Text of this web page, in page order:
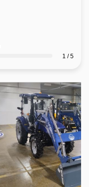
1 / 5